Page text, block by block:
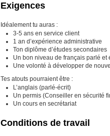
Exigences
Idéalement tu auras :
3-5 ans en service client
1 an d’expérience administrative
Ton diplôme d’études secondaires
Un bon niveau de français parlé et
Une volonté à développer de
Tes atouts pourraient être :
L’anglais (parlé-écrit)
Un permis (Conseiller en sécurité
Un cours en secrétariat
Conditions de travail